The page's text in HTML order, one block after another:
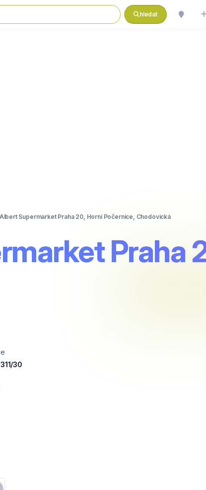
hledat
Albert Supermarket Praha 20, Horní Počernice, Chodovická
Praha
30